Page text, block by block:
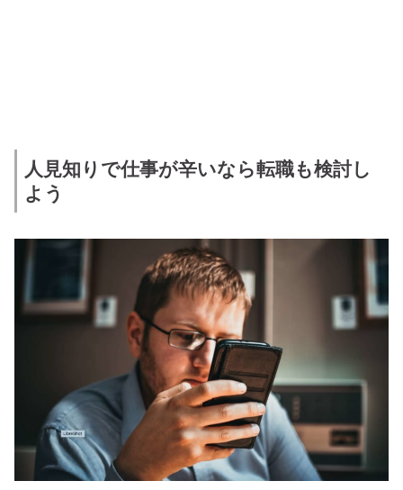
人見知りで仕事が辛いなら転職も検討し
よう